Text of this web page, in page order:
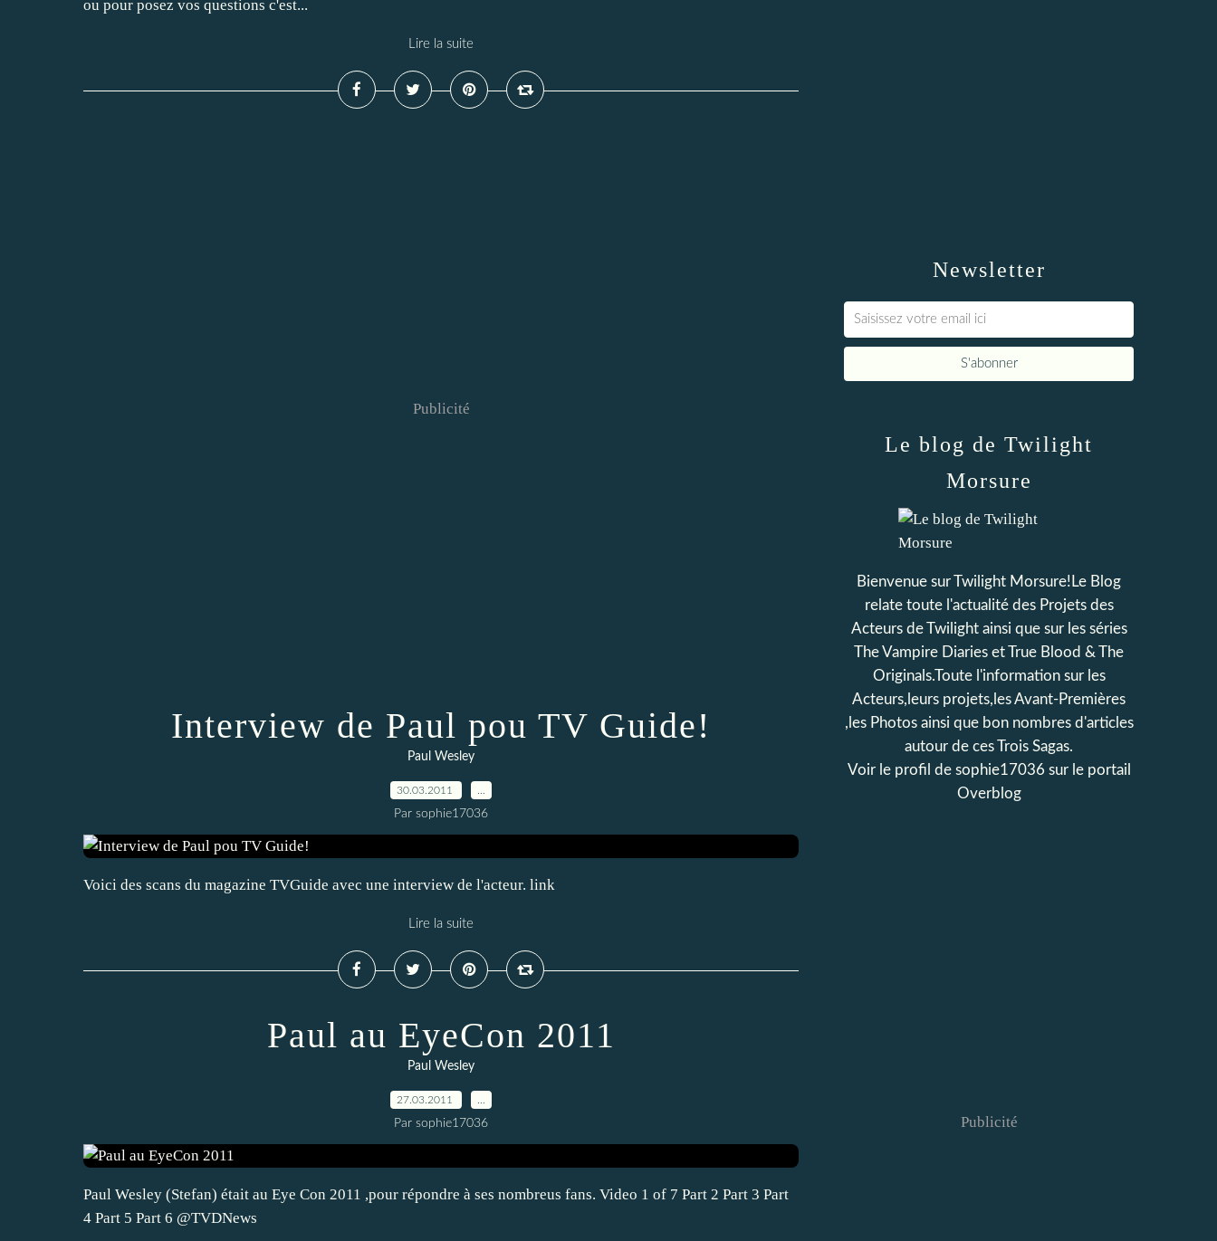
ou pour posez vos questions c'est...
Lire la suite
Publicité
Interview de Paul pou TV Guide!
Paul Wesley
30.03.2011
Par sophie17036
Voici des scans du magazine TVGuide avec une interview de l'acteur. link
Lire la suite
Paul au EyeCon 2011
Paul Wesley
27.03.2011
Par sophie17036
Paul Wesley (Stefan) était au Eye Con 2011 ,pour répondre à ses nombreus fans. Video 1 of 7 Part 2 Part 3 Part
4 Part 5 Part 6 @TVDNews
Newsletter
Le blog de Twilight
Morsure
Bienvenue sur Twilight Morsure!Le Blog
relate toute l'actualité des Projets des
Acteurs de Twilight ainsi que sur les séries
The Vampire Diaries et True Blood & The
Originals.Toute l'information sur les
Acteurs,leurs projets,les Avant-Premières
,les Photos ainsi que bon nombres d'articles
autour de ces Trois Sagas.
Voir le profil de sophie17036 sur le portail
Overblog
Publicité